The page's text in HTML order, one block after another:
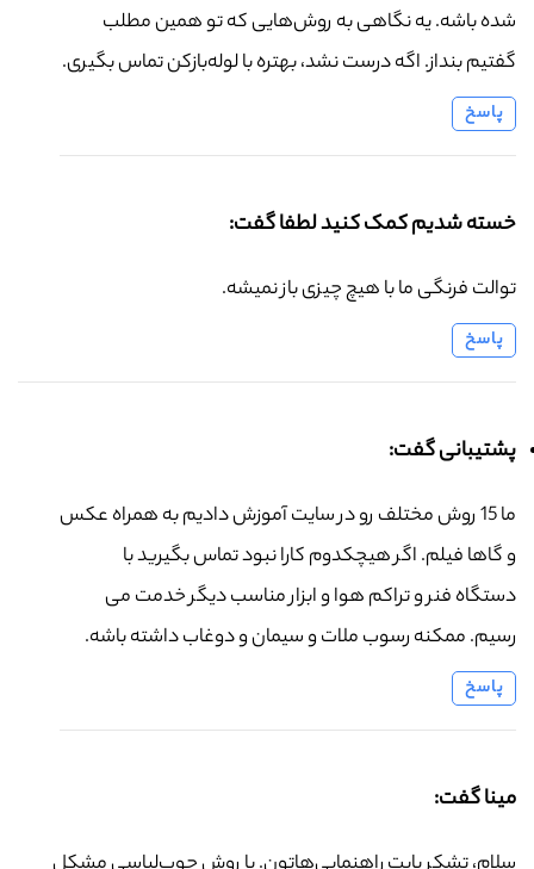
شده باشه. یه نگاهی به روش‌هایی که تو همین مطلب
گفتیم بنداز. اگه درست نشد، بهتره با لوله‌بازکن تماس بگیری.
پاسخ
خسته شدیم کمک کنید لطفا گفت:
توالت فرنگی ما با هیچ چیزی باز نمیشه.
پاسخ
پشتیبانی گفت:
ما 15 روش مختلف رو در سایت آموزش دادیم به همراه عکس
و گاها فیلم. اگر هیچکدوم کارا نبود تماس بگیرید با
دستگاه فنر و تراکم هوا و ابزار مناسب دیگر خدمت می
رسیم. ممکنه رسوب ملات و سیمان و دوغاب داشته باشه.
پاسخ
مینا گفت: